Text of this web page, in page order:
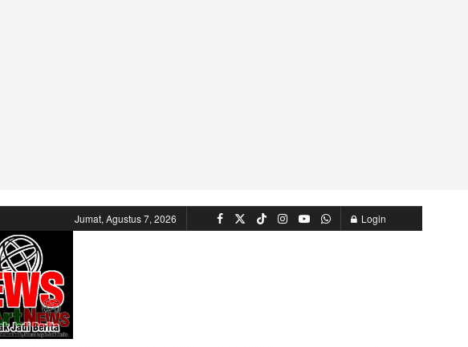
Jumat, Agustus 7, 2026 Login